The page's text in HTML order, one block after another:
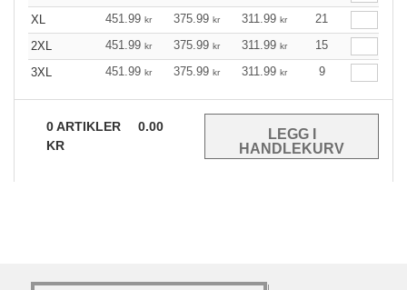
XL
451.99 kr 375.99 kr 311.99 kr
21
2XL
451.99 kr 375.99 kr 311.99 kr
15
3XL
451.99 kr 375.99 kr 311.99 kr 9
0ARTIKLER
0.00
KR